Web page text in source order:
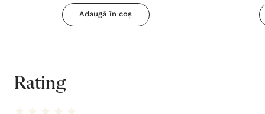
Adaugă în coș
Rating